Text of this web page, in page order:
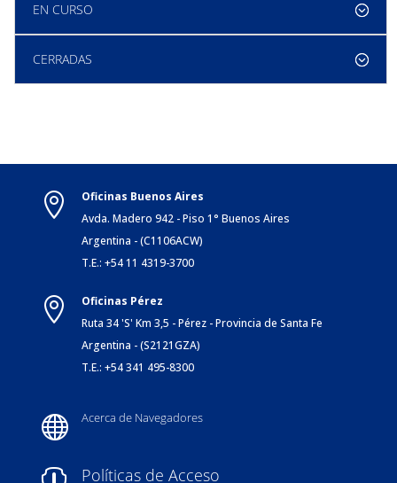
EN CURSO
CERRADAS

Oficinas Buenos Aires
Avda. Madero 942 - Piso 1° Buenos Aires
Argentina - (C1106ACW)
T.E.: +54 11 4319-3700

Oficinas Pérez
Ruta 34 'S' Km 3,5 - Pérez - Provincia de Santa Fe
Argentina - (S2121GZA)
T.E.: +54 341 495-8300
 Acerca de Navegadores
Políticas de Acceso